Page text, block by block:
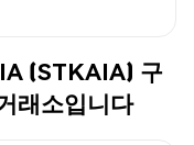
(STKAIA) 구
래소입니다